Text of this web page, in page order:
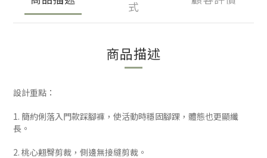
式
商品描述
設計重點：
1. 簡約俐落入門款踩腳褲，使活動時穩固腳踝，體態也更顯纖
長。
2. 桃心翹臀剪裁，側邊無接縫剪裁。